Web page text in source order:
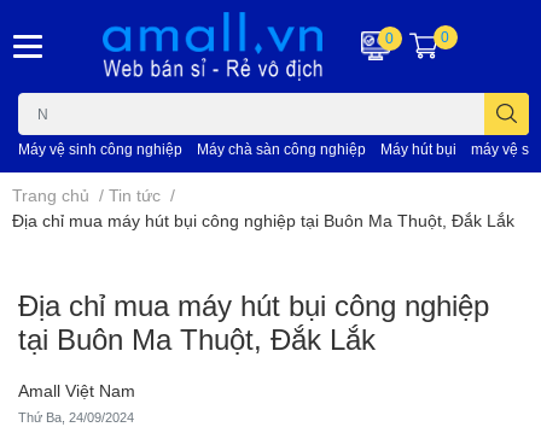
Máy vệ sinh công nghiệp Máy chà sàn công nghiệp Máy hút bụi máy vệ
0 0
Trang chủ / Tin tức /
Địa chỉ mua máy hút bụi công nghiệp tại Buôn Ma Thuột, Đắk Lắk
Địa chỉ mua máy hút bụi công nghiệp
tại Buôn Ma Thuột, Đắk Lắk
Amall Việt Nam
Thứ Ba, 24/09/2024